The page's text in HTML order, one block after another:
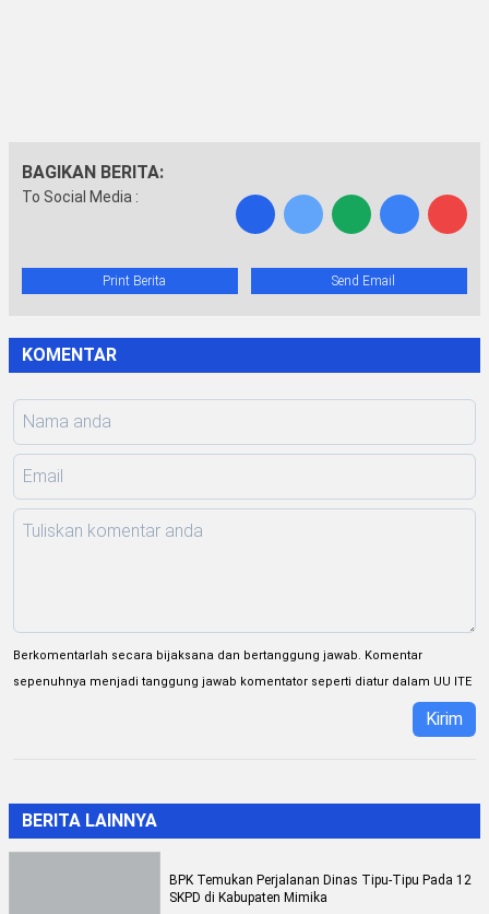
BAGIKAN BERITA:
To Social Media :
Print Berita Send Email
KOMENTAR
Berkomentarlah secara bijaksana dan bertanggung jawab. Komentar
sepenuhnya menjadi tanggung jawab komentator seperti diatur dalam UU ITE
Kirim
BERITA LAINNYA
BPK Temukan Perjalanan Dinas Tipu-Tipu Pada 12
SKPD di Kabupaten Mimika